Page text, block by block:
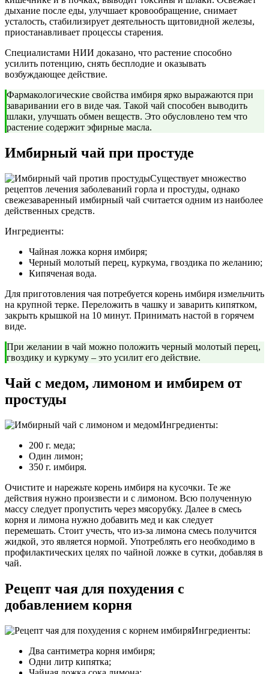
дыхание после еды, улучшает кровообращение, снимает
усталость, стабилизирует деятельность щитовидной железы,
приостанавливает процессы старения.
Специалистами НИИ доказано, что растение способно
усилить потенцию, снять бесплодие и оказывать
возбуждающее действие.
Фармакологические свойства имбиря ярко выражаются при
заваривании его в виде чая. Такой чай способен выводить
шлаки, улучшать обмен веществ. Это обусловлено тем что
растение содержит эфирные масла.
Имбирный чай при простуде
Существует множество
рецептов лечения заболеваний горла и простуды, однако
свежезаваренный имбирный чай считается одним из наиболее
действенных средств.
Ингредиенты:
Чайная ложка корня имбиря;
Черный молотый перец, куркума, гвоздика по желанию;
Кипяченая вода.
Для приготовления чая потребуется корень имбиря измельчить
на крупной терке. Переложить в чашку и заварить кипятком,
закрыть крышкой на 10 минут. Принимать настой в горячем
виде.
При желании в чай можно положить черный молотый перец,
гвоздику и куркуму – это усилит его действие.
Чай с медом, лимоном и имбирем от
простуды
Ингредиенты:
200 г. меда;
Один лимон;
350 г. имбиря.
Очистите и нарежьте корень имбиря на кусочки. Те же
действия нужно произвести и с лимоном. Всю полученную
массу следует пропустить через мясорубку. Далее в смесь
корня и лимона нужно добавить мед и как следует
перемешать. Стоит учесть, что из-за лимона смесь получится
жидкой, это является нормой. Употреблять его необходимо в
профилактических целях по чайной ложке в сутки, добавляя в
чай.
Рецепт чая для похудения с
добавлением корня
Ингредиенты:
Два сантиметра корня имбиря;
Одни литр кипятка;